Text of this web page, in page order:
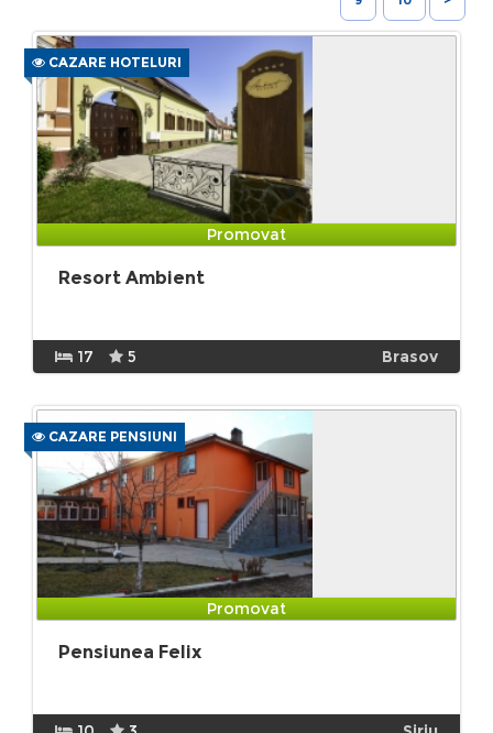
CAZARE HOTELURI
Promovat
Resort Ambient
17 5 Brasov
CAZARE PENSIUNI
Promovat
Pensiunea Felix